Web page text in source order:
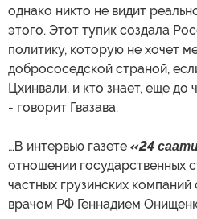
однако никто не видит
этого. Этот тупик создала
политику, которую не хочет
добрососедской страной,
Цхинвали, и кто знает, еще до
- говорит Гвазава.
…В интервью газете «24
отношении государственных
частных грузинских
врачом РФ Геннадием